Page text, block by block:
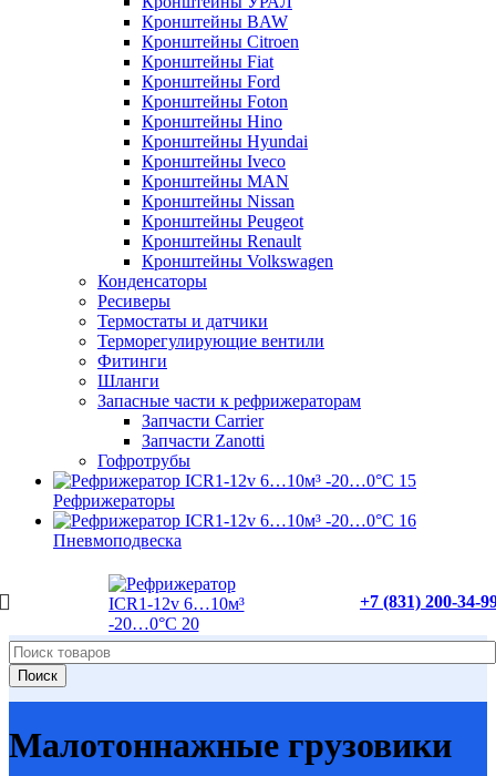
Кронштейны BAW
Кронштейны Citroen
Кронштейны Fiat
Кронштейны Ford
Кронштейны Foton
Кронштейны Hino
Кронштейны Hyundai
Кронштейны Iveco
Кронштейны MAN
Кронштейны Nissan
Кронштейны Peugeot
Кронштейны Renault
Кронштейны Volkswagen
Конденсаторы
Ресиверы
Термостаты и датчики
Терморегулирующие вентили
Фитинги
Шланги
Запасные части к рефрижераторам
Запчасти Carrier
Запчасти Zanotti
Гофротрубы
Рефрижераторы
Пневмоподвеска
+7 (831) 200-34-
Поиск
Малотоннажные грузовики